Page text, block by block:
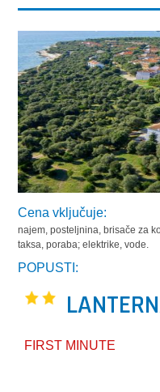
Cena vključuje:
najem, posteljnina, brisače za
taksa, poraba; elektrike, vode.
POPUSTI:
FIRST MINUTE